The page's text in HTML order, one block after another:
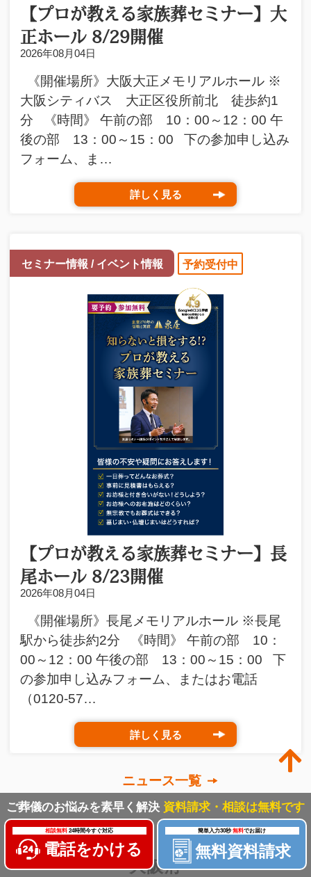
【プロが教える家族葬セミナー】大
正ホール 8/29開催
2026年08月04日
《開催場所》大阪大正メモリアルホール ※
大阪シティバス 大正区役所前北 徒歩約1
分 《時間》 午前の部 10：00～12：00 午
後の部 13：00～15：00 下の参加申し込み
フォーム、ま…
詳しく見る
セミナー情報 / イベント情報 予約受付中
【プロが教える家族葬セミナー】長
尾ホール 8/23開催
2026年08月04日
《開催場所》長尾メモリアルホール ※長尾
駅から徒歩約2分 《時間》 午前の部 10：
00～12：00 午後の部 13：00～15：00 下
の参加申し込みフォーム、またはお電話
（0120-57…
詳しく見る
ニュース一覧
大阪府
ご葬儀のお悩みを素早く解決 資料請求・相談は無料です
相談無料 24時間今すぐ対応
電話をかける
簡単入力30秒無料でお届け
無料資料請求